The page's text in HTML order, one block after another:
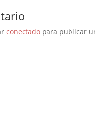
conectado para publicar